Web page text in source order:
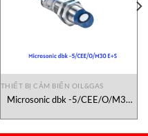
THIẾT BỊ CẢM BIẾN OIL&GAS
Microsonic dbk -5/CEE/O/M30